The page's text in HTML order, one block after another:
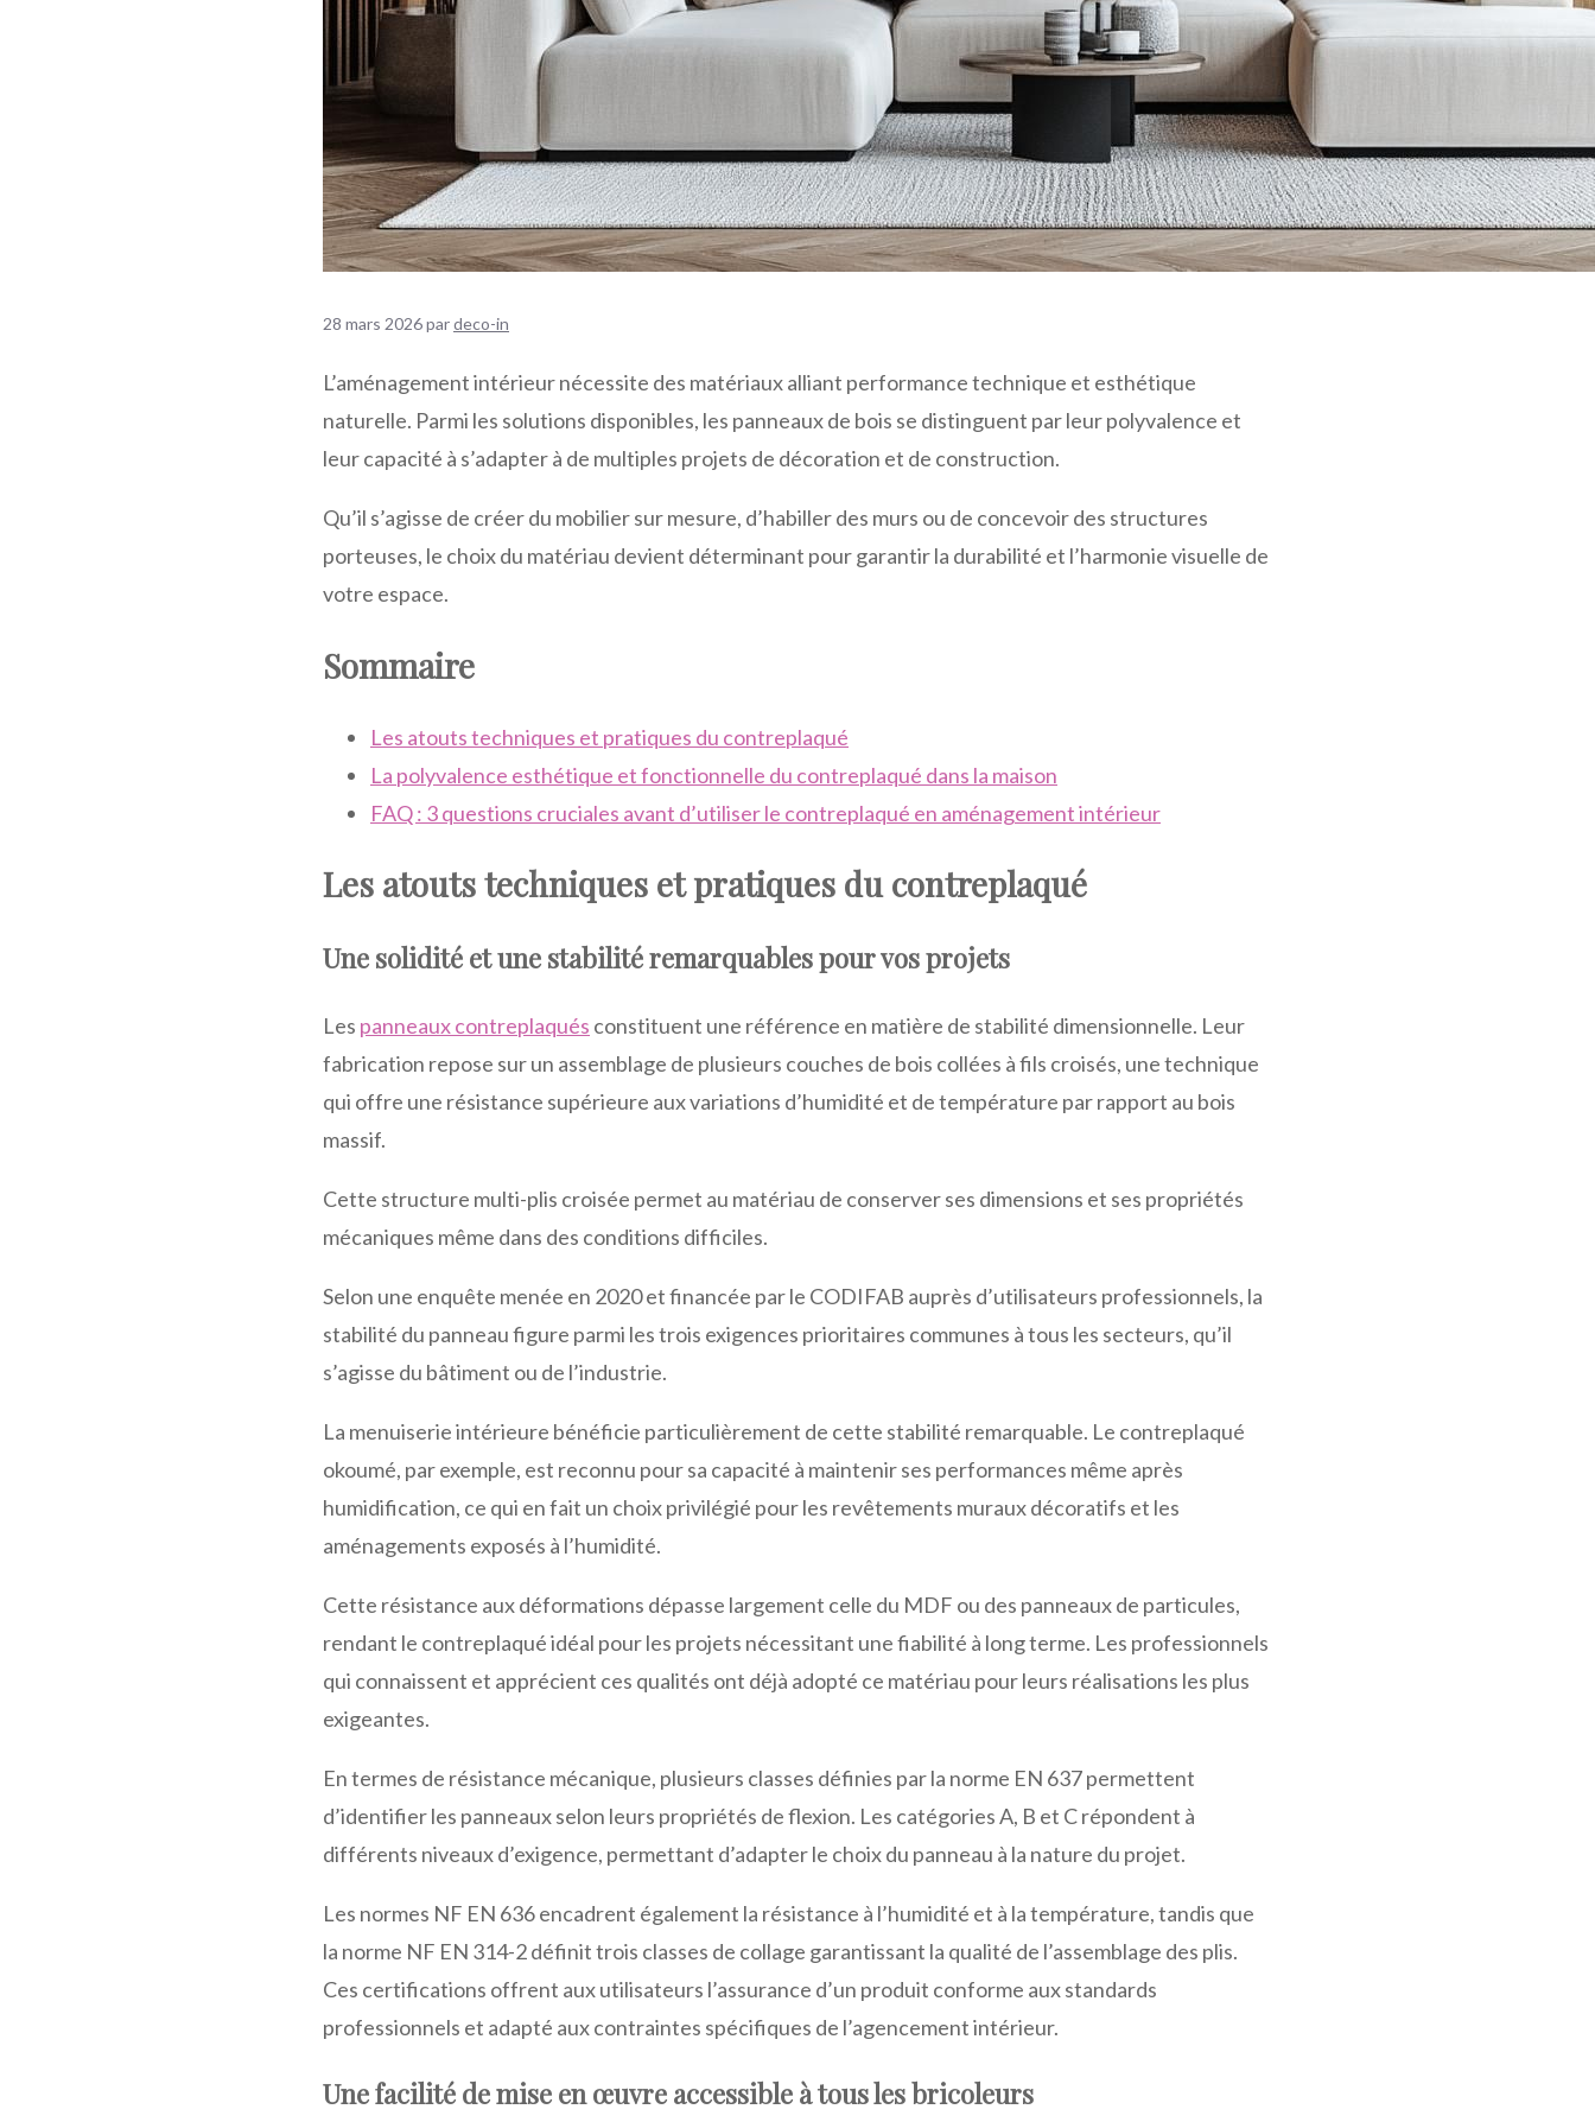
28 mars 2026pardeco-in
L’aménagement intérieur nécessite des matériaux alliant performance technique et esthétique
naturelle. Parmi les solutions disponibles, les panneaux de bois se distinguent par leur polyvalence et
leur capacité à s’adapter à de multiples projets de décoration et de construction.
Qu’il s’agisse de créer du mobilier sur mesure, d’habiller des murs ou de concevoir des structures
porteuses, le choix du matériau devient déterminant pour garantir la durabilité et l’harmonie visuelle de
votre espace.
Sommaire
Les atouts techniques et pratiques du contreplaqué
La polyvalence esthétique et fonctionnelle du contreplaqué dans la maison
FAQ : 3 questions cruciales avant d’utiliser le contreplaqué en aménagement intérieur
Les atouts techniques et pratiques du contreplaqué
Une solidité et une stabilité remarquables pour vos projets
Les panneaux contreplaqués constituent une référence en matière de stabilité dimensionnelle. Leur
fabrication repose sur un assemblage de plusieurs couches de bois collées à fils croisés, une technique
qui offre une résistance supérieure aux variations d’humidité et de température par rapport au bois
massif.
Cette structure multi-plis croisée permet au matériau de conserver ses dimensions et ses propriétés
mécaniques même dans des conditions difficiles.
Selon une enquête menée en 2020 et financée par le CODIFAB auprès d’utilisateurs professionnels, la
stabilité du panneau figure parmi les trois exigences prioritaires communes à tous les secteurs, qu’il
s’agisse du bâtiment ou de l’industrie.
La menuiserie intérieure bénéficie particulièrement de cette stabilité remarquable. Le contreplaqué
okoumé, par exemple, est reconnu pour sa capacité à maintenir ses performances même après
humidification, ce qui en fait un choix privilégié pour les revêtements muraux décoratifs et les
aménagements exposés à l’humidité.
Cette résistance aux déformations dépasse largement celle du MDF ou des panneaux de particules,
rendant le contreplaqué idéal pour les projets nécessitant une fiabilité à long terme. Les professionnels
qui connaissent et apprécient ces qualités ont déjà adopté ce matériau pour leurs réalisations les plus
exigeantes.
En termes de résistance mécanique, plusieurs classes définies par la norme EN 637 permettent
d’identifier les panneaux selon leurs propriétés de flexion. Les catégories A, B et C répondent à
différents niveaux d’exigence, permettant d’adapter le choix du panneau à la nature du projet.
Les normes NF EN 636 encadrent également la résistance à l’humidité et à la température, tandis que
la norme NF EN 314-2 définit trois classes de collage garantissant la qualité de l’assemblage des plis.
Ces certifications offrent aux utilisateurs l’assurance d’un produit conforme aux standards
professionnels et adapté aux contraintes spécifiques de l’agencement intérieur.
Une facilité de mise en œuvre accessible à tous les bricoleurs